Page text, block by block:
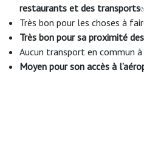
restaurants et des transports
Très bon pour les choses à
Très bon pour sa proximité
Aucun transport en commun
Moyen pour son accès à